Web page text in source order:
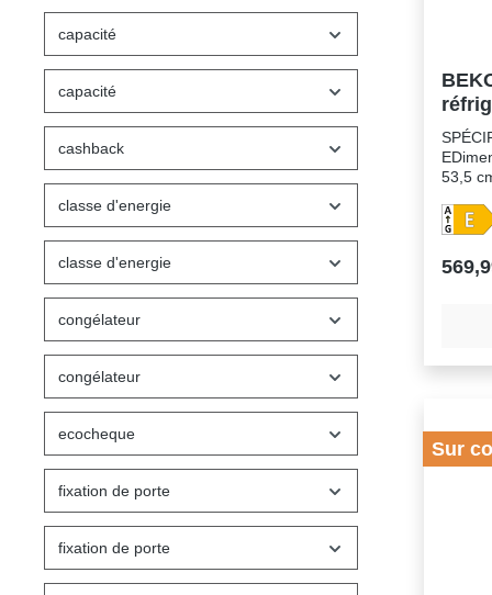
capacité
capacité
cashback
classe d'energie
classe d'energie
congélateur
congélateur
ecocheque
fixation de porte
fixation de porte
53,5
(EEI):
Sur